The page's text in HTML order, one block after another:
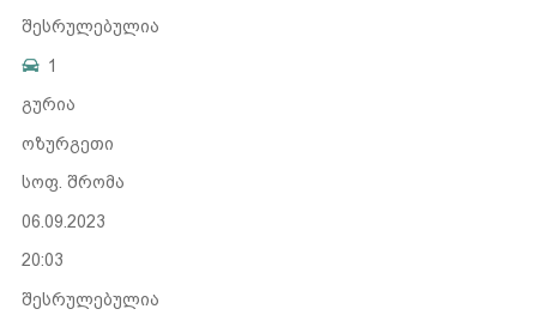
შესრულებულია
1
გურია
ოზურგეთი
სოფ. შრომა
06.09.2023
20:03
შესრულებულია